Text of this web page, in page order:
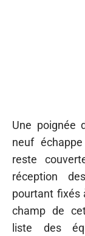
Une poignée
neuf
reste
réception
pourtant fixés
champ de
liste des